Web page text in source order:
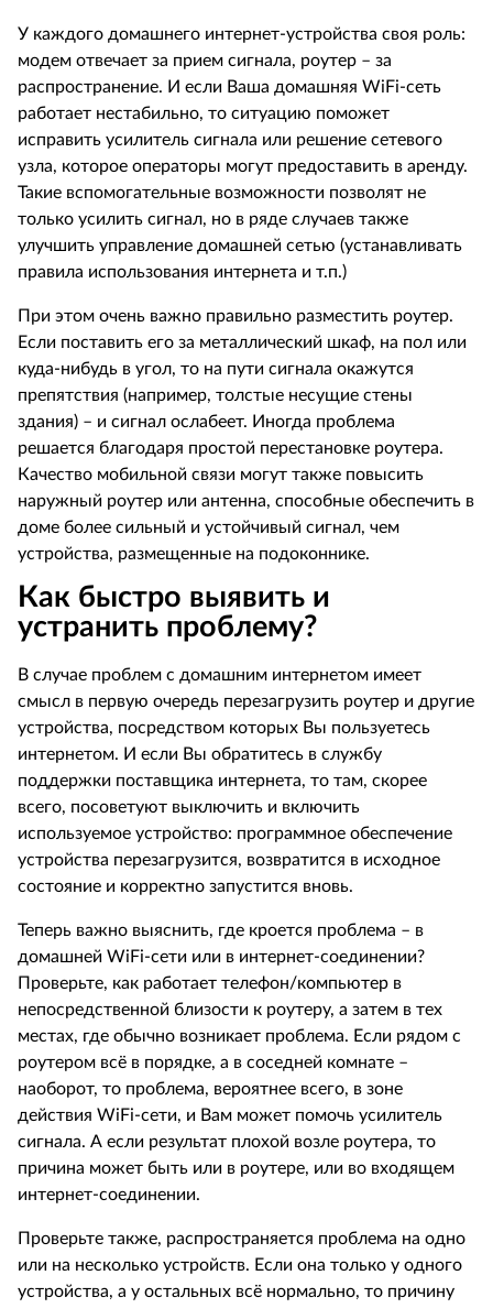
У каждого домашнего интернет-устройства своя роль:
модем отвечает за прием сигнала, роутер – за
распространение. И если Ваша домашняя WiFi-сеть
работает нестабильно, то ситуацию поможет
исправить усилитель сигнала или решение сетевого
узла, которое операторы могут предоставить в аренду.
Такие вспомогательные возможности позволят не
только усилить сигнал, но в ряде случаев также
улучшить управление домашней сетью (устанавливать
правила использования интернета и т.п.)
При этом очень важно правильно разместить роутер.
Если поставить его за металлический шкаф, на пол или
куда-нибудь в угол, то на пути сигнала окажутся
препятствия (например, толстые несущие стены
здания) – и сигнал ослабеет. Иногда проблема
решается благодаря простой перестановке роутера.
Качество мобильной связи могут также повысить
наружный роутер или антенна, способные обеспечить в
доме более сильный и устойчивый сигнал, чем
устройства, размещенные на подоконнике.
Как быстро выявить и
устранить проблему?
В случае проблем с домашним интернетом имеет
смысл в первую очередь перезагрузить роутер и другие
устройства, посредством которых Вы пользуетесь
интернетом. И если Вы обратитесь в службу
поддержки поставщика интернета, то там, скорее
всего, посоветуют выключить и включить
используемое устройство: программное обеспечение
устройства перезагрузится, возвратится в исходное
состояние и корректно запустится вновь.
Теперь важно выяснить, где кроется проблема – в
домашней WiFi-сети или в интернет-соединении?
Проверьте, как работает телефон/компьютер в
непосредственной близости к роутеру, а затем в тех
местах, где обычно возникает проблема. Если рядом с
роутером всё в порядке, а в соседней комнате –
наоборот, то проблема, вероятнее всего, в зоне
действия WiFi-сети, и Вам может помочь усилитель
сигнала. А если результат плохой возле роутера, то
причина может быть или в роутере, или во входящем
интернет-соединении.
Проверьте также, распространяется проблема на одно
или на несколько устройств. Если она только у одного
устройства, а у остальных всё нормально, то причину